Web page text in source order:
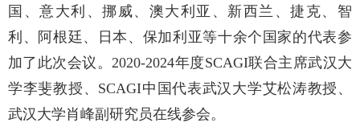
国、意大利、挪威、澳大利亚、新西兰、捷克、智
利、阿根廷、日本、保加利亚等十余个国家的代表参
加了此次会议。2020-2024年度SCAGI联合主席武汉大
学李斐教授、SCAGI中国代表武汉大学艾松涛教授、
武汉大学肖峰副研究员在线参会。